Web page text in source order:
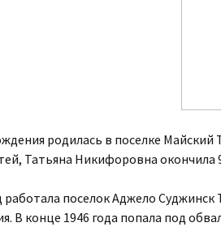
родилась в поселке
Татьяна Никифоровна окончила
работала поселок Аджело
В конце 1946 года попала под